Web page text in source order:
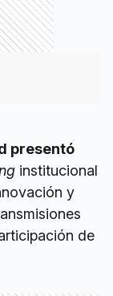
presentó
institucional
y
de